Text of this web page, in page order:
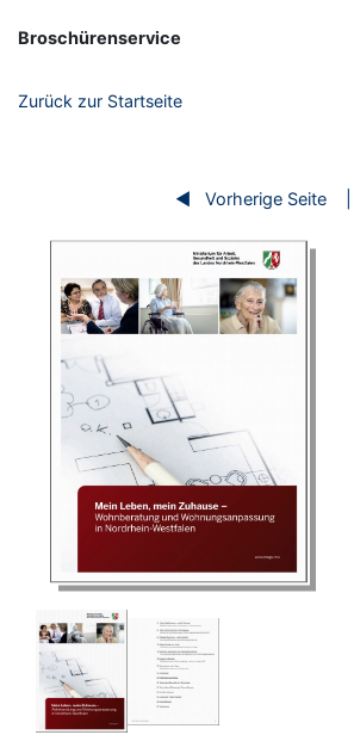
Broschürenservice
Zurück zur Startseite
Vorherige Seite